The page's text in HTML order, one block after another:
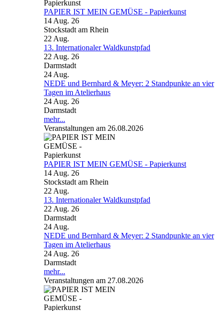
PAPIER IST MEIN GEMÜSE - Papierkunst
14 Aug. 26
Stockstadt am Rhein
22 Aug.
13. Internationaler Waldkunstpfad
22 Aug. 26
Darmstadt
24 Aug.
NEDE und Bernhard & Meyer: 2 Standpunkte an vier
Tagen im Atelierhaus
24 Aug. 26
Darmstadt
mehr...
Veranstaltungen am 26.08.2026
PAPIER IST MEIN GEMÜSE - Papierkunst
14 Aug. 26
Stockstadt am Rhein
22 Aug.
13. Internationaler Waldkunstpfad
22 Aug. 26
Darmstadt
24 Aug.
NEDE und Bernhard & Meyer: 2 Standpunkte an vier
Tagen im Atelierhaus
24 Aug. 26
Darmstadt
mehr...
Veranstaltungen am 27.08.2026